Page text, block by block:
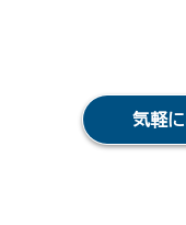
気軽